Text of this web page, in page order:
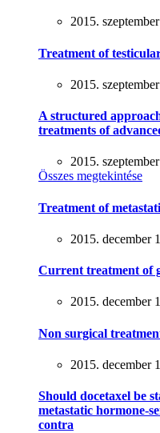
2015.
Treatment of
2015.
A structured
treatments of
2015.
Összes megtekintése
Treatment of
2015. december
Current treatment of
2015. december
Non surgical
2015. december
Should docetaxel be
metastatic hormone-
contra